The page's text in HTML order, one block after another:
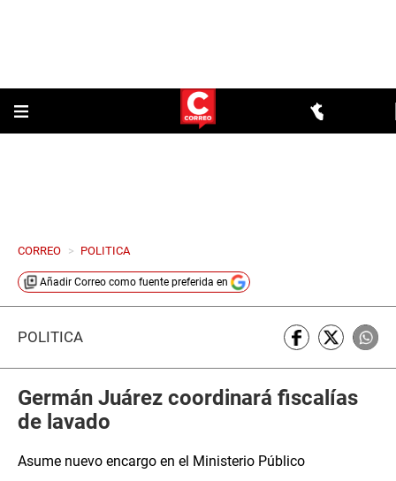
CORREO > POLITICA
Añadir Correo como fuente preferida en
POLÍTICA
Germán Juárez coordinará fiscalías
de lavado
Asume nuevo encargo en el Ministerio Público